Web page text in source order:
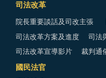
司法改革
院長重要談話及司改主張
司法改革方案及進度 司法
司法改革宣導影片 裁判通
國民法官